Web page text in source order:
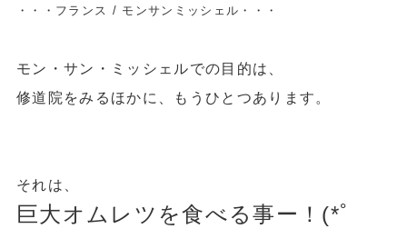
・・・フランス / モンサンミッシェル・・・
モン・サン・ミッシェルでの目的は、
修道院をみるほかに、もうひとつあります。
それは、
巨大オムレツを食べる事ー！(*ﾟ